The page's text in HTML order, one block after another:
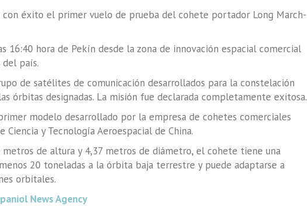
con éxito el primer vuelo de prueba del cohete portador Long March-
16:40 hora de Pekín desde la zona de innovación espacial comercial
país.
de satélites de comunicación desarrollados para la constelación
órbitas designadas. La misión fue declarada completamente exitosa.
modelo desarrollado por la empresa de cohetes comerciales
Ciencia y Tecnología Aeroespacial de China.
metros de altura y 4,37 metros de diámetro, el cohete tiene una
20 toneladas a la órbita baja terrestre y puede adaptarse a
orbitales.
News Agency